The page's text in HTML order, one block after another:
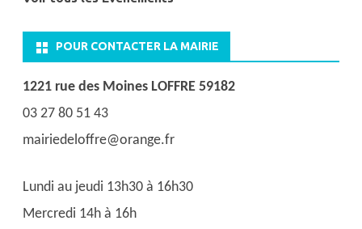
POUR CONTACTER LA MAIRIE
1221 rue des Moines LOFFRE 59182
03 27 80 51 43
mairiedeloffre@orange.fr
Lundi au jeudi 13h30 à 16h30
Mercredi 14h à 16h